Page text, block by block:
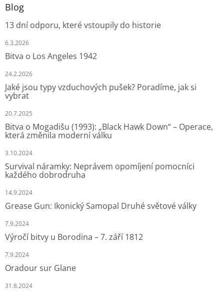
Blog
13 dní odporu, které vstoupily do historie
6.3.2026
Bitva o Los Angeles 1942
24.2.2026
Jaké jsou typy vzduchových pušek? Poradíme, jak si
vybrat
20.7.2025
Bitva o Mogadišu (1993): „Black Hawk Down“ – Operace,
která změnila moderní válku
3.10.2024
Survival náramky: Neprávem opomíjení pomocníci
každého dobrodruha
14.9.2024
Grease Gun: Ikonický Samopal Druhé světové války
7.9.2024
Výročí bitvy u Borodina – 7. září 1812
7.9.2024
Oradour sur Glane
31.8.2024